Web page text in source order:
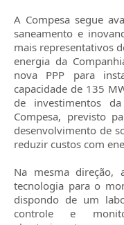
A Compesa segue
saneamento e
mais representativos
energia da
nova PPP para
capacidade de 135
de investimentos
Compesa, previsto
desenvolvimento de
reduzir custos com
Na mesma direção,
tecnologia para o
dispondo de um
controle e